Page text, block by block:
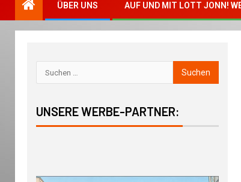
ÜBER UNS AUF UND MIT LOTT JONN!
UNSERE WERBE-PARTNER: